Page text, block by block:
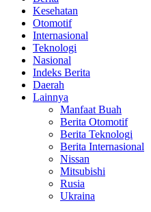
Kesehatan
Otomotif
Internasional
Teknologi
Nasional
Indeks Berita
Daerah
Lainnya
Manfaat Buah
Berita Otomotif
Berita Teknologi
Berita Internasional
Nissan
Mitsubishi
Rusia
Ukraina